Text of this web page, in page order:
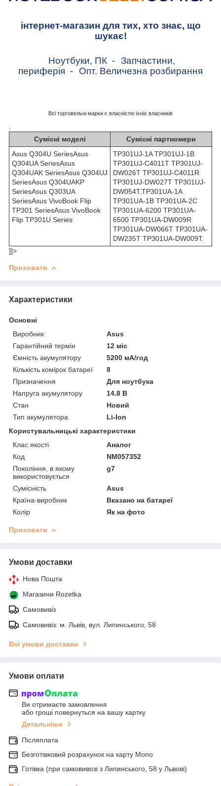
інтернет-магазин для тих, хто знає, що
шукає!
Ноутбуки, ПК - Запчастини,
периферія - Опт. Величезна розбирання
Всі торговельні марки є власністю їхніх власників
Сумісні моделі
Сумісні партномери
Asus Q304U SeriesAsus
Q304UA SeriesAsus
Q304UAK SeriesAsus Q304UJ
SeriesAsus Q304UAKP
SeriesAsus Q303UA
SeriesAsus VivoBook Flip
TP301 SeriesAsus VivoBook
Flip TP301U Series
TP301UJ-1A TP301UJ-1B
TP301UJ-C4011T TP301UJ-
DW026T TP301UJ-C4011R
TP301UJ-DW027T TP301UJ-
DW054T.TP301UA-1A
TP301UA-1B TP301UA-2C
TP301UA-6200 TP301UA-
6500 TP301UA-DW009R
TP301UA-DW066T TP301UA-
DW235T TP301UA-DW009T.
]]>
Приховати
Характеристики
Основні
Виробник
Asus
Гарантійний термін
12 міс
Ємність акумулятору
5200 мА/год
Кількість комірок батареї
8
Призначення
Для ноутбука
Напруга акумулятору
14.8 В
Стан
Новий
Тип акумулятора
Li-Ion
Користувальницькі характеристики
Клас якості
Аналог
Код
NM057352
Покоління, в якому
використовується
g7
Сумісність
Asus
Країна-виробник
Вказано на батареї
Колір
Як на фото
Приховати
Умови доставки
Нова Пошта
Магазини Rozetka
Самовивіз
Самовивіз: м. Львів, вул. Липинського, 58
Всі умови доставки
Умови оплати
Ви отримаєте замовлення
або гроші повернуться на вашу картку
Детальніше
Післяплата
Безготівковий розрахунок на карту Mono
Готівка (при самовивозі з Липинського, 58 у Львові)